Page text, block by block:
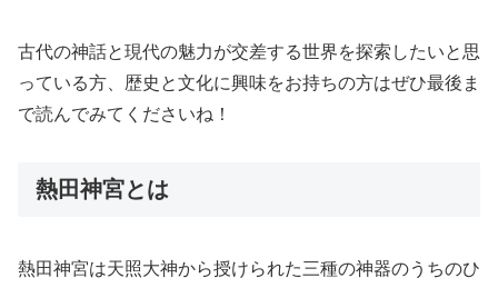
古代の神話と現代の魅力が交差する世界を探索したいと思
っている方、歴史と文化に興味をお持ちの方はぜひ最後ま
で読んでみてくださいね！
熱田神宮とは
熱田神宮は天照大神から授けられた三種の神器のうちのひ